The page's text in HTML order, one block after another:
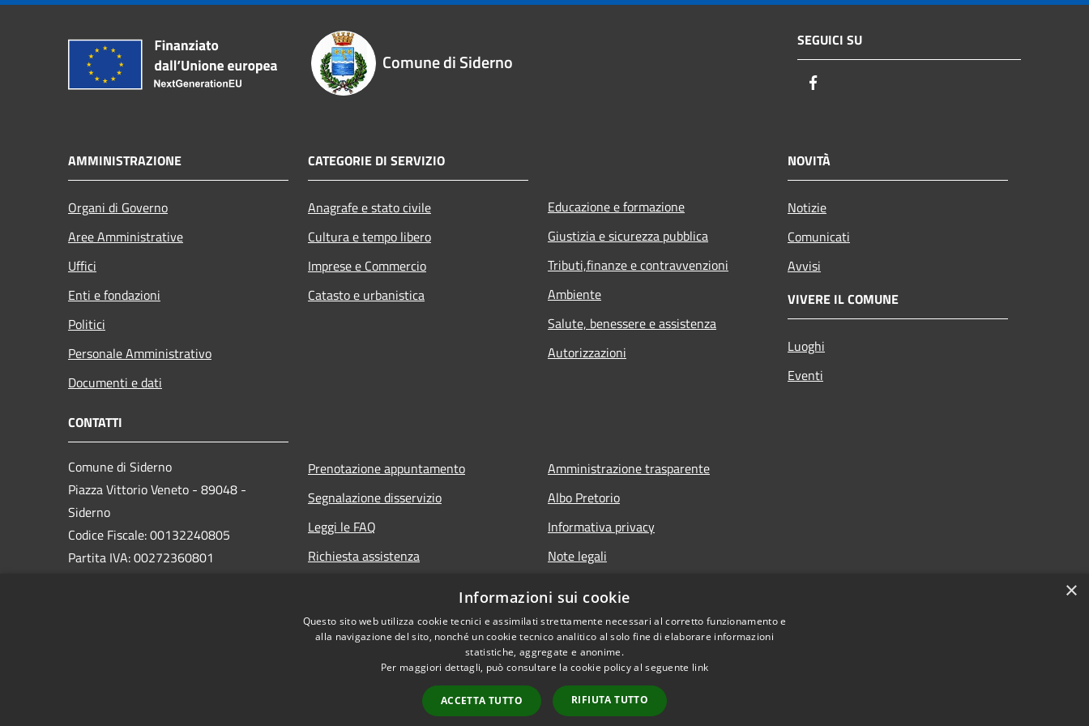
Comune di Siderno
SEGUICI SU
AMMINISTRAZIONE
Organi di Governo
Aree Amministrative
Uffici
Enti e fondazioni
Politici
Personale Amministrativo
Documenti e dati
CATEGORIE DI SERVIZIO
Anagrafe e stato civile
Cultura e tempo libero
Imprese e Commercio
Catasto e urbanistica
Educazione e formazione
Giustizia e sicurezza pubblica
Tributi,finanze e contravvenzioni
Ambiente
Salute, benessere e assistenza
Autorizzazioni
NOVITÀ
Notizie
Comunicati
Avvisi
VIVERE IL COMUNE
Luoghi
Eventi
CONTATTI
Comune di Siderno
Piazza Vittorio Veneto - 89048 -
Siderno
Codice Fiscale: 00132240805
Partita IVA: 00272360801
Prenotazione appuntamento
Segnalazione disservizio
Leggi le FAQ
Richiesta assistenza
Amministrazione trasparente
Albo Pretorio
Informativa privacy
Note legali
×
Informazioni sui cookie
Questo sito web utilizza cookie tecnici e assimilati strettamente necessari al corretto funzionamento e
alla navigazione del sito, nonché un cookie tecnico analitico al solo fine di elaborare informazioni
statistiche, aggregate e anonime.
Per maggiori dettagli, può consultare la cookie policy al seguente link
ACCETTA TUTTO RIFIUTA TUTTO